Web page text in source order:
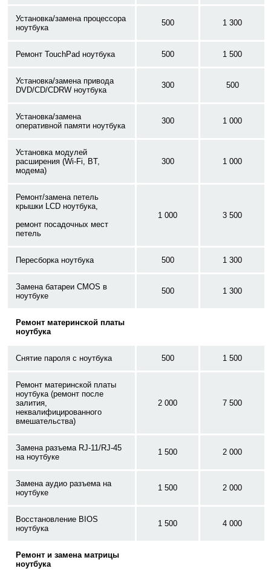
Установка/замена процессора
ноутбука
500 1 300
Ремонт TouchPad ноутбука 500 1 500
Установка/замена привода
DVD/CD/CDRW ноутбука
300 500
Установка/замена
оперативной памяти ноутбука
300 1 000
Установка модулей
расширения (Wi-Fi, BT,
модема)
300 1 000
Ремонт/замена петель
крышки LCD ноутбука,
ремонт посадочных мест
петель
1 000 3 500
Пересборка ноутбука 500 1 300
Замена батареи CMOS в
ноутбуке
500 1 300
Ремонт материнской платы
ноутбука
Снятие пароля с ноутбука 500 1 500
Ремонт материнской платы
ноутбука (ремонт после
залития,
неквалифицированного
вмешательства)
2 000 7 500
Замена разъема RJ-11/RJ-45
на ноутбуке
1 500 2 000
Замена аудио разъема на
ноутбуке
1 500 2 000
Восстановление BIOS
ноутбука
1 500 4 000
Ремонт и замена матрицы
ноутбука